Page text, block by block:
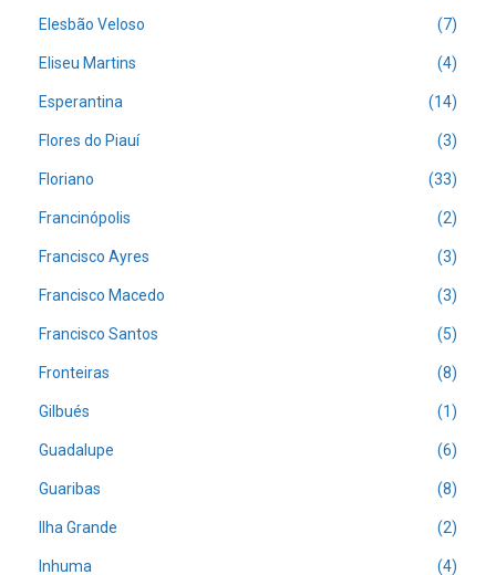
Elesbão Veloso (7)
Eliseu Martins (4)
Esperantina (14)
Flores do Piauí (3)
Floriano (33)
Francinópolis (2)
Francisco Ayres (3)
Francisco Macedo (3)
Francisco Santos (5)
Fronteiras (8)
Gilbués (1)
Guadalupe (6)
Guaribas (8)
Ilha Grande (2)
Inhuma (4)